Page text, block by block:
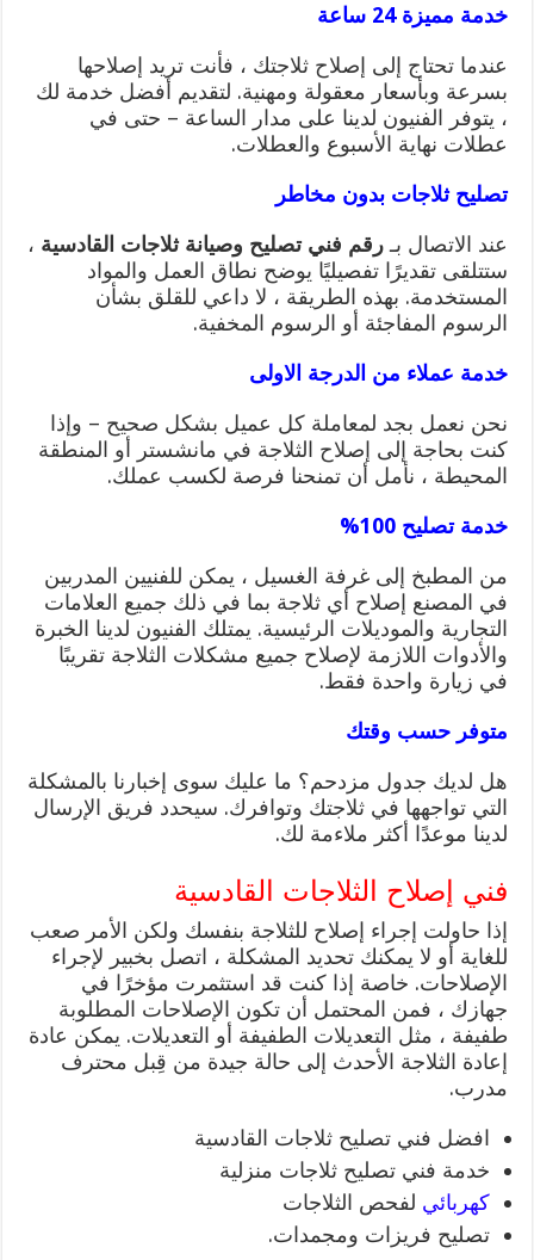
خدمة مميزة 24 ساعة
عندما تحتاج إلى إصلاح ثلاجتك ، فأنت تريد إصلاحها
بسرعة وبأسعار معقولة ومهنية. لتقديم أفضل خدمة لك
، يتوفر الفنيون لدينا على مدار الساعة – حتى في
عطلات نهاية الأسبوع والعطلات.
تصليح ثلاجات بدون مخاطر
عند الاتصال بـ رقم فني تصليح وصيانة ثلاجات القادسية ،
ستتلقى تقديرًا تفصيليًا يوضح نطاق العمل والمواد
المستخدمة. بهذه الطريقة ، لا داعي للقلق بشأن
الرسوم المفاجئة أو الرسوم المخفية.
خدمة عملاء من الدرجة الاولى
نحن نعمل بجد لمعاملة كل عميل بشكل صحيح – وإذا
كنت بحاجة إلى إصلاح الثلاجة في مانشستر أو المنطقة
المحيطة ، نأمل أن تمنحنا فرصة لكسب عملك.
خدمة تصليح 100%
من المطبخ إلى غرفة الغسيل ، يمكن للفنيين المدربين
في المصنع إصلاح أي ثلاجة بما في ذلك جميع العلامات
التجارية والموديلات الرئيسية. يمتلك الفنيون لدينا الخبرة
والأدوات اللازمة لإصلاح جميع مشكلات الثلاجة تقريبًا
في زيارة واحدة فقط.
متوفر حسب وقتك
هل لديك جدول مزدحم؟ ما عليك سوى إخبارنا بالمشكلة
التي تواجهها في ثلاجتك وتوافرك. سيحدد فريق الإرسال
لدينا موعدًا أكثر ملاءمة لك.
فني إصلاح الثلاجات القادسية
إذا حاولت إجراء إصلاح للثلاجة بنفسك ولكن الأمر صعب
للغاية أو لا يمكنك تحديد المشكلة ، اتصل بخبير لإجراء
الإصلاحات. خاصة إذا كنت قد استثمرت مؤخرًا في
جهازك ، فمن المحتمل أن تكون الإصلاحات المطلوبة
طفيفة ، مثل التعديلات الطفيفة أو التعديلات. يمكن عادة
إعادة الثلاجة الأحدث إلى حالة جيدة من قِبل محترف
مدرب.
افضل فني تصليح ثلاجات القادسية
خدمة فني تصليح ثلاجات منزلية
كهربائي لفحص الثلاجات
تصليح فريزات ومجمدات.